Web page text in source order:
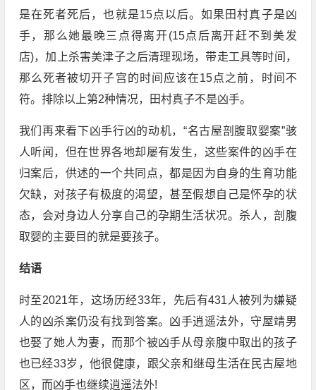
是在死者死后，也就是15点以后。如果田村真子是凶
手，那么她最晚三点得离开(15点后离开赶不到美发
店)，加上杀害美津子之后清理现场，带走工具等时间，
那么死者被切开子宫的时间应该在15点之前，时间不
符。排除以上第2种情况，田村真子不是凶手。
我们再来看下凶手行凶的动机，“名古屋剖腹取婴案”骇
人听闻，但在世界各地却屡有发生，这些案件的凶手在
归案后，供述的一个共同点，都是因为自身的生育功能
欠缺，对孩子有极度的渴望，甚至假想自己是怀孕的状
态，会对身边人分享自己的孕期生活状况。杀人，剖腹
取婴的主要目的就是要孩子。
结语
时至2021年，这场历经33年，先后有431人被列为嫌疑
人的凶杀案仍没有找到答案。凶手逍遥法外，守屋靖男
也娶了她人为妻，而那个被凶手从母亲腹中取出的孩子
也已经33岁，他很健康，跟父亲和继母生活在民古屋地
区，而凶手也继续逍遥法外!